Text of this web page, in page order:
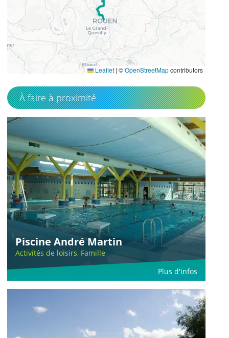
49.9294568
1.08452111
Leaflet | ©OpenStreetMapcontributors
À faire à proximité
Piscine André Martin
Activités de loisirs, Famille
Plus d'infos